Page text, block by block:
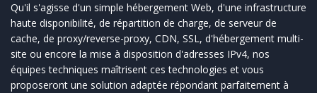
Qu'il s'agisse d'un simple hébergement Web, d'une infrastructure
haute disponibilité, de répartition de charge, de serveur de
cache, de proxy/reverse-proxy, CDN, SSL, d'hébergement multi-
site ou encore la mise à disposition d'adresses IPv4, nos
équipes techniques maîtrisent ces technologies et vous
proposeront une solution adaptée répondant parfaitement à